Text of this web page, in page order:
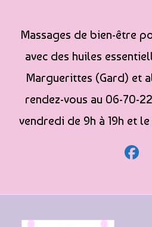
Massages de bien-être
avec des huiles
Marguerittes (Gard) et
rendez-vous au 06-70-
vendredi de 9h à 19h et